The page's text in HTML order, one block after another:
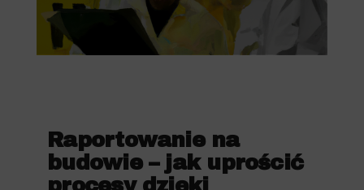
Raportowanie na
budowie – jak uprościć
procesy dzięki